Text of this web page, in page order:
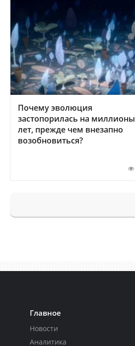
Почему эволюция
застопорилась на миллионы
лет, прежде чем внезапно
возобновиться?
Главное
Новости
Аналитика